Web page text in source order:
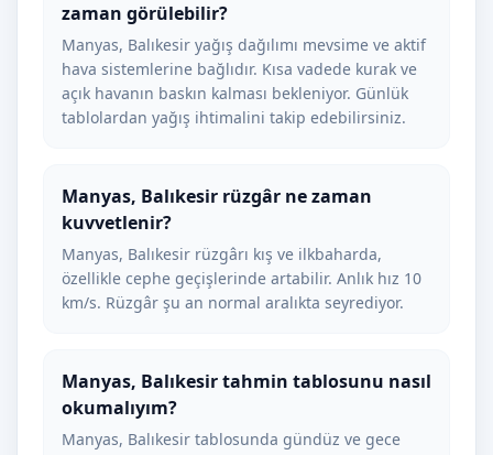
zaman görülebilir?
Manyas, Balıkesir yağış dağılımı mevsime ve aktif
hava sistemlerine bağlıdır. Kısa vadede kurak ve
açık havanın baskın kalması bekleniyor. Günlük
tablolardan yağış ihtimalini takip edebilirsiniz.
Manyas, Balıkesir rüzgâr ne zaman
kuvvetlenir?
Manyas, Balıkesir rüzgârı kış ve ilkbaharda,
özellikle cephe geçişlerinde artabilir. Anlık hız 10
km/s. Rüzgâr şu an normal aralıkta seyrediyor.
Manyas, Balıkesir tahmin tablosunu nasıl
okumalıyım?
Manyas, Balıkesir tablosunda gündüz ve gece